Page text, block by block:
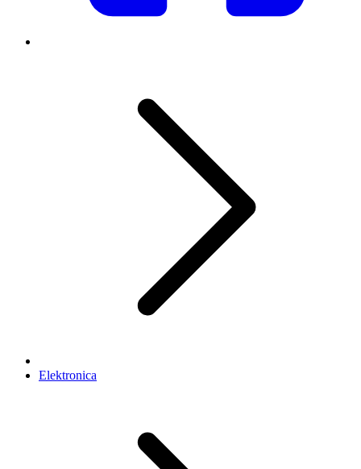
Elektronica